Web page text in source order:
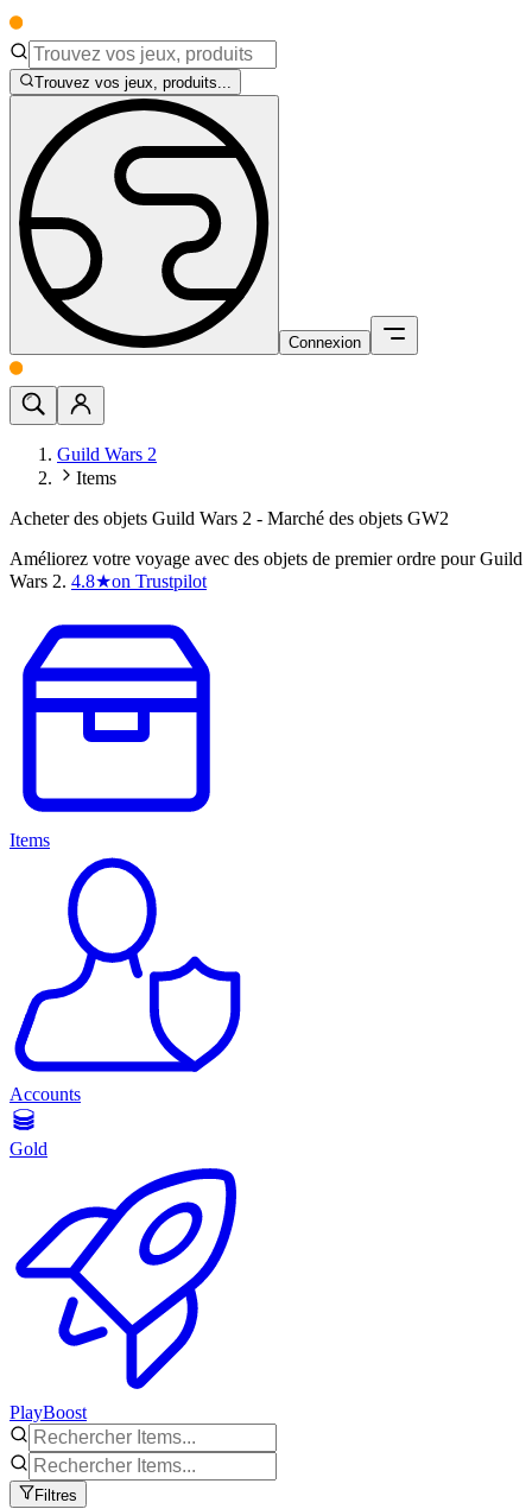
Trouvez vos jeux, produits...
Connexion
Guild Wars 2
Items
Acheter des objets Guild Wars 2 - Marché des objets GW2
Améliorez votre voyage avec des objets de premier ordre pour Guild
Wars 2. 4.8★on Trustpilot
Items
Accounts
Gold
PlayBoost
Filtres